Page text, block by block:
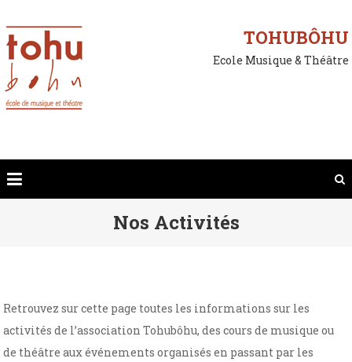
to
content
TOHUBÔHU
Ecole Musique & Théâtre
Nos Activités
Retrouvez sur cette page toutes les informations sur les
activités de l’association Tohubôhu, des cours de musique ou
de théâtre aux événements organisés en passant par les